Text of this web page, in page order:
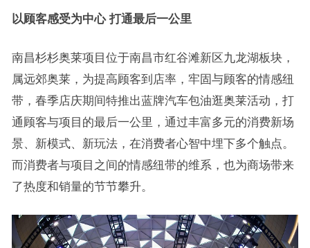
以顾客感受为中心 打通最后一公里
南昌杉杉奥莱项目位于南昌市红谷滩新区九龙湖板块，
属远郊奥莱，为提高顾客到店率，牢固与顾客的情感纽
带，春季店庆期间特推出蓝牌汽车包油逛奥莱活动，打
通顾客与项目的最后一公里，通过丰富多元的消费新场
景、新模式、新玩法，在消费者心智中埋下多个触点。
而消费者与项目之间的情感纽带的维系，也为商场带来
了热度和销量的节节攀升。